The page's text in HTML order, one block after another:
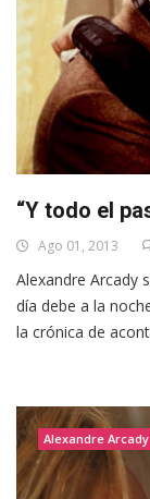
“Y todo el
Ago 01, 2013
Alexandre Arcady
día debe a la
la crónica de
Alexandre Arcady